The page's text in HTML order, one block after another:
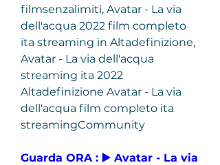
filmsenzalimiti, Avatar - La via
dell'acqua 2022 film completo
ita streaming in Altadefinizione,
Avatar - La via dell'acqua
streaming ita 2022
Altadefinizione Avatar - La via
dell'acqua film completo ita
streamingCommunity
Guarda ORA : ▶️ Avatar - La via